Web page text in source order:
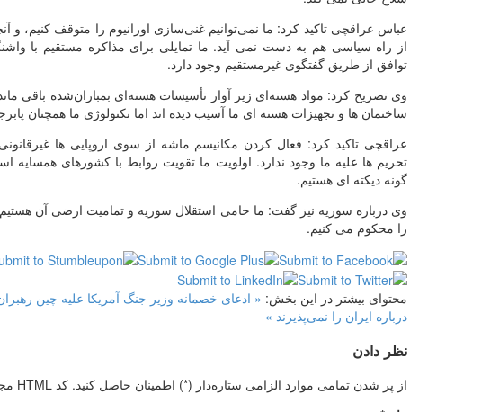
عباس عراقچی تاکید کرد: ما نمی‌توانیم غنی‌سازی اورانیوم را متوقف کنیم،
از راه سیاسی هم به دست نمی آید. ما تمایلی برای مذاکره مستقیم با
توافق از طریق گفتگوی غیرمستقیم وجود دارد.
وی تصریح کرد: مواد هسته‌ای زیر آوار تأسیسات هسته‌ای بمباران‌شده باقی
ساختمان ها و تجهیزات هسته ای ما آسیب دیده اند اما تکنولوژی ما همچنان
عراقچی تاکید کرد: فعال کردن مکانیسم ماشه از سوی اروپایی ها
تحریم ها علیه ما وجود ندارد. اولویت ما تقویت روابط با کشورهای همسایه
گونه دیکته ای هستیم.
وی درباره سوریه نیز گفت: ما حامی استقلال سوریه و تمامیت ارضی آن
را محکوم می کنیم.
محتوای بیشتر در این بخش: « ادعای خصمانه وزیر جنگ آمریکا علیه چین
درباره ایران را نمی‌پذیرند »
نظر دادن
از پر شدن تمامی موارد الزامی ستاره‌دار (*) اطمینان حاصل کنید. کد HTML مجاز نیست.